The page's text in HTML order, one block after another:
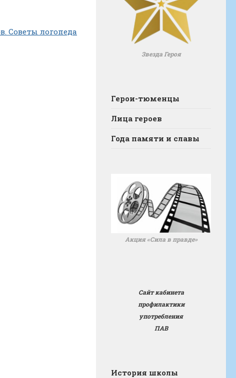
Советы логопеда
Звезда Героя
Герои-тюменцы
Лица героев
Года памяти и славы
Акция «Сила в правде»
Сайт кабинета
профилактики
употребления
ПАВ
История школы